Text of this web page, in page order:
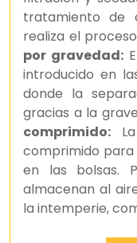
tratamiento de
realiza el
por gravedad:
introducido en
donde la
gracias a la
comprimido:
comprimido para
en las bolsas.
almacenan al
la intemperie,